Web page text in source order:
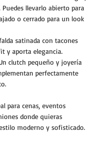
llevarlo abierto para
o cerrado para un look
satinada con tacones
y aporta elegancia.
clutch pequeño y joyería
perfectamente
para cenas, eventos
donde quieras
moderno y sofisticado.